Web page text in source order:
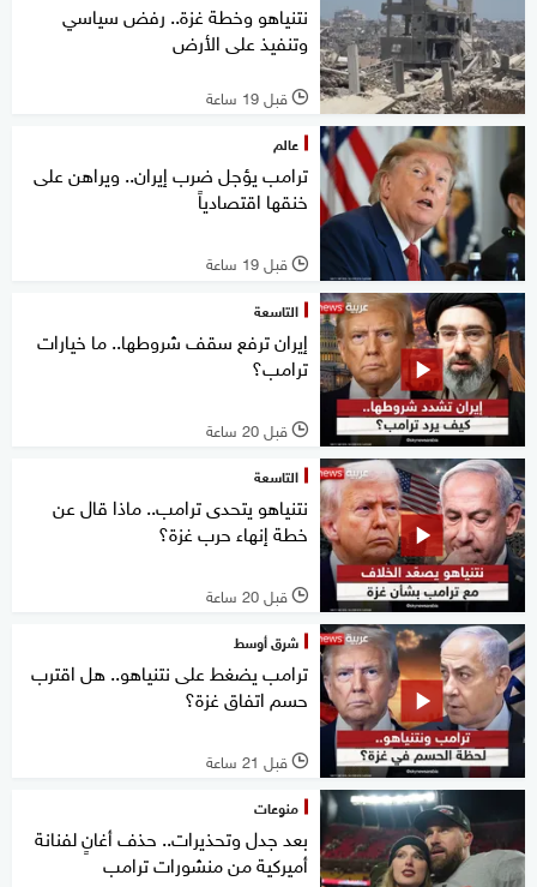
نتنياهو وخطة غزة.. رفض سياسي
وتنفيذ على الأرض
l قبل 19 ساعة
عالم
ترامب يؤجل ضرب إيران.. ويراهن على
خنقها اقتصادياً
l قبل 19 ساعة
التاسعة
إيران ترفع سقف شروطها.. ما خيارات
ترامب؟
l قبل 20 ساعة
التاسعة
نتنياهو يتحدى ترامب.. ماذا قال عن
خطة إنهاء حرب غزة؟
l قبل 20 ساعة
شرق أوسط
ترامب يضغط على نتنياهو.. هل اقترب
حسم اتفاق غزة؟
l قبل 21 ساعة
منوعات
بعد جدل وتحذيرات.. حذف أغانٍ لفنانة
أميركية من منشورات ترامب